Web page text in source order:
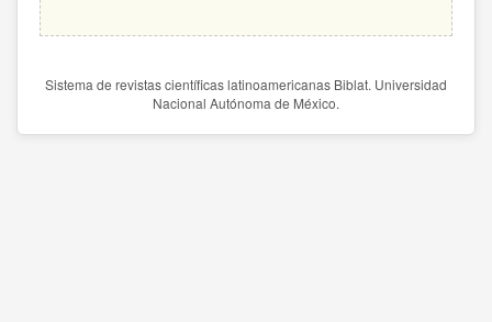
Sistema de revistas científicas latinoamericanas Biblat. Universidad
Nacional Autónoma de México.